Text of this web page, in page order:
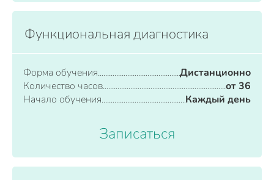
Функциональная диагностика
Форма обучения
Дистанционно
Количество часов
от 36
Начало обучения
Каждый день
Записаться